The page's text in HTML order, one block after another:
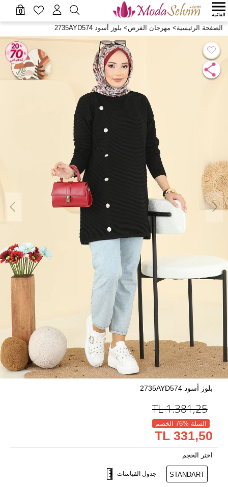
0 القائمة
الصفحة الرئيسية> مهرجان الفرص> بلوز أسود 2735AYD574
بلوز أسود 2735AYD574
1.381,25
TL
السلة %76 الخصم
331,50 TL
اختر الحجم
STANDART جدول القياسات